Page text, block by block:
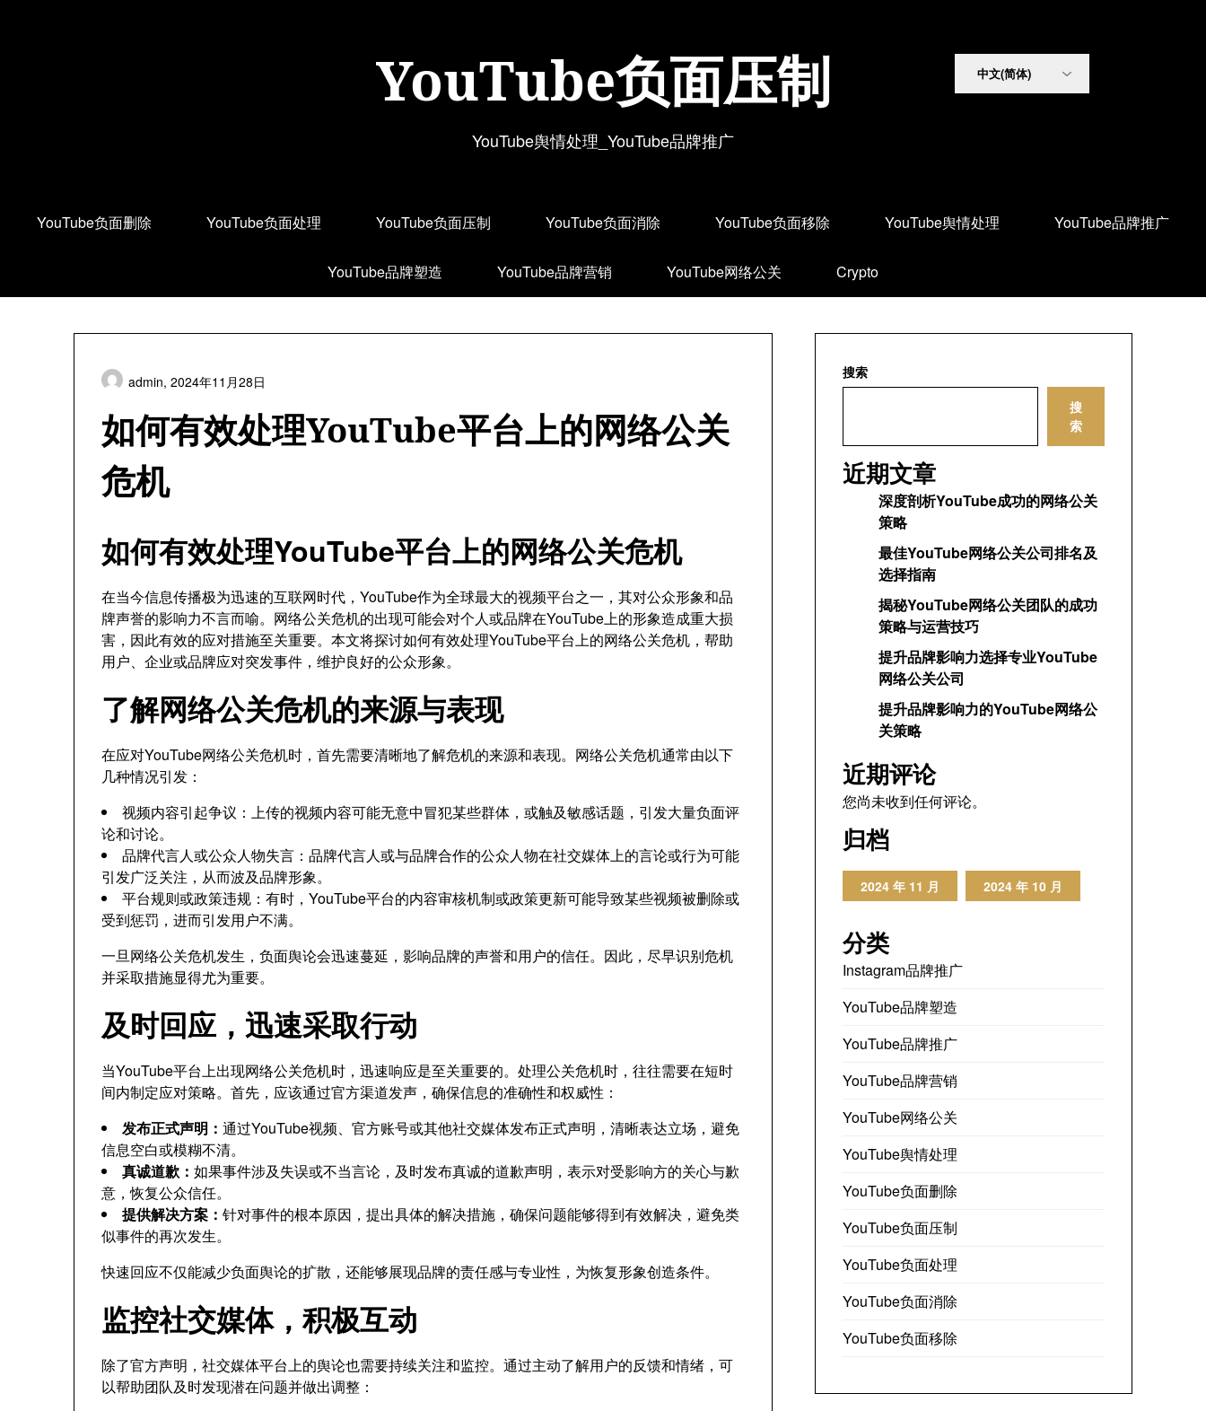
YouTube负面压制
YouTube舆情处理_YouTube品牌推广
YouTube负面删除 YouTube负面处理 YouTube负面压制 YouTube负面消除 YouTube负面移除 YouTube舆情处理 YouTube品牌推广
YouTube品牌塑造 YouTube品牌营销 YouTube网络公关 Crypto
如何有效处理YouTube平台上的网络公关
危机
admin, 2024年11月28日
如何有效处理YouTube平台上的网络公关危机
在当今信息传播极为迅速的互联网时代，YouTube作为全球最大的视频平台之一，其对公众形象和品
牌声誉的影响力不言而喻。网络公关危机的出现可能会对个人或品牌在YouTube上的形象造成重大损
害，因此有效的应对措施至关重要。本文将探讨如何有效处理YouTube平台上的网络公关危机，帮助
用户、企业或品牌应对突发事件，维护良好的公众形象。
了解网络公关危机的来源与表现
在应对YouTube网络公关危机时，首先需要清晰地了解危机的来源和表现。网络公关危机通常由以下
几种情况引发：
视频内容引起争议：上传的视频内容可能无意中冒犯某些群体，或触及敏感话题，引发大量负面评
论和讨论。
品牌代言人或公众人物失言：品牌代言人或与品牌合作的公众人物在社交媒体上的言论或行为可能
引发广泛关注，从而波及品牌形象。
平台规则或政策违规：有时，YouTube平台的内容审核机制或政策更新可能导致某些视频被删除或
受到惩罚，进而引发用户不满。
一旦网络公关危机发生，负面舆论会迅速蔓延，影响品牌的声誉和用户的信任。因此，尽早识别危机
并采取措施显得尤为重要。
及时回应，迅速采取行动
当YouTube平台上出现网络公关危机时，迅速响应是至关重要的。处理公关危机时，往往需要在短时
间内制定应对策略。首先，应该通过官方渠道发声，确保信息的准确性和权威性：
发布正式声明： 通过YouTube视频、官方账号或其他社交媒体发布正式声明，清晰表达立场，避免
信息空白或模糊不清。
真诚道歉： 如果事件涉及失误或不当言论，及时发布真诚的道歉声明，表示对受影响方的关心与歉
意，恢复公众信任。
提供解决方案： 针对事件的根本原因，提出具体的解决措施，确保问题能够得到有效解决，避免类
似事件的再次发生。
快速回应不仅能减少负面舆论的扩散，还能够展现品牌的责任感与专业性，为恢复形象创造条件。
监控社交媒体，积极互动
除了官方声明，社交媒体平台上的舆论也需要持续关注和监控。通过主动了解用户的反馈和情绪，可
以帮助团队及时发现潜在问题并做出调整：
搜索
搜
索
近期文章
深度剖析YouTube成功的网络公关
策略
最佳YouTube网络公关公司排名及
选择指南
揭秘YouTube网络公关团队的成功
策略与运营技巧
提升品牌影响力选择专业YouTube
网络公关公司
提升品牌影响力的YouTube网络公
关策略
近期评论
您尚未收到任何评论。
归档
2024 年 11 月 2024 年 10 月
分类
Instagram品牌推广
YouTube品牌塑造
YouTube品牌推广
YouTube品牌营销
YouTube网络公关
YouTube舆情处理
YouTube负面删除
YouTube负面压制
YouTube负面处理
YouTube负面消除
YouTube负面移除